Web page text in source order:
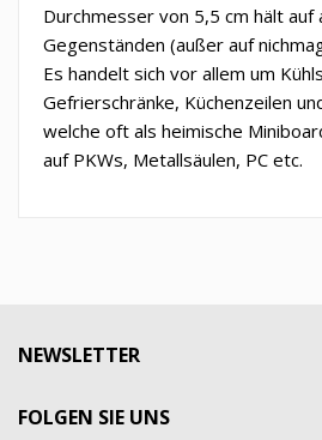
Durchmesser von 5,5 cm hält auf
Gegenständen (außer auf
Es handelt sich vor allem um
Gefrierschränke, Küchenzeilen
welche oft als heimische
auf PKWs, Metallsäulen, PC etc.
NEWSLETTER
FOLGEN SIE UNS